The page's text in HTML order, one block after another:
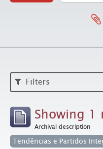
Filters
Showing 1
Archival description